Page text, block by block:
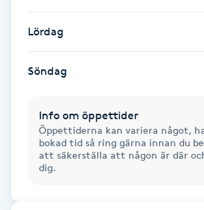
Lymfmassage
Läpptatuering
Makeup
Manikyr & Pedikyr
Massage
Lördag
Söndag
Info om öppettider
Öppettiderna kan variera något,
bokad tid så ring gärna innan du
att säkerställa att någon är där
dig.